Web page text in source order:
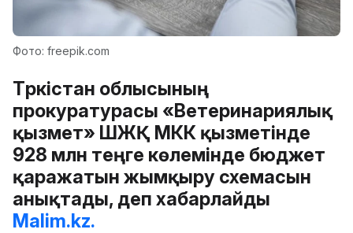
Фото: freepik.com
Түркістан облысының
прокуратурасы «Ветеринариялық
қызмет» ШЖҚ МКК қызметінде
928 млн теңге көлемінде бюджет
қаражатын жымқыру схемасын
анықтады, деп хабарлайды
Malim.kz.